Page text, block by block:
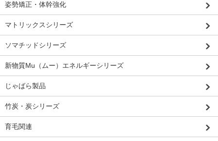
姿勢矯正・体幹強化
マトリックスシリーズ
ソマチッドシリーズ
新物質Mu（ムー）エネルギーシリーズ
じゃばら製品
竹炭・炭シリーズ
育毛関連